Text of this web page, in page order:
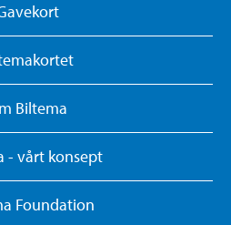
Biltema
- vårt konsept
Foundation